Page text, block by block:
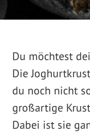
Du möchtest
Die
du noch nicht
großartige
Dabei ist sie